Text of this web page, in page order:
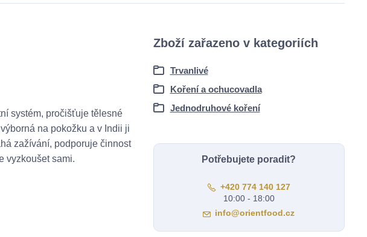
systém, pročišťuje tělesné
na pokožku a v Indii ji
zažívání, podporuje činnost
vyzkoušet sami.
Zboží zařazeno v kategoriích
Trvanlivé
Koření a ochucovadla
Jednodruhové koření
Potřebujete poradit?
+420 774 140 127
10:00 - 18:00
info@orientfood.cz